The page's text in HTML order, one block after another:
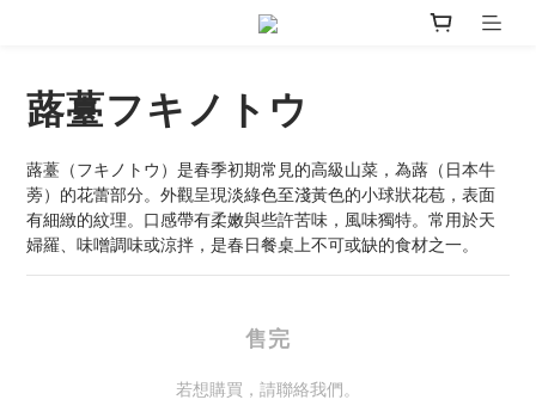
蕗薹フキノトウ
蕗薹（フキノトウ）是春季初期常見的高級山菜，為蕗（日本牛
蒡）的花蕾部分。外觀呈現淡綠色至淺黃色的小球狀花苞，表面
有細緻的紋理。口感帶有柔嫩與些許苦味，風味獨特。常用於天
婦羅、味噌調味或涼拌，是春日餐桌上不可或缺的食材之一。
售完
若想購買，請聯絡我們。